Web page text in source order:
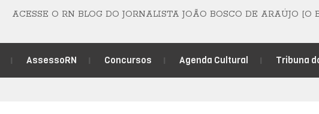
ACESSE O RN BLOG DO JORNALISTA JOÃO BOSCO DE ARAÚJO
AssessoRN Concursos Agenda Cultural Tribuna